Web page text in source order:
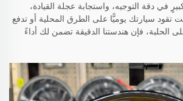
في دقة التوجيه، واستجابة عجلة القيادة،
تقود سيارتك يوميًّا على الطرق المحلية أو تدفع
الحلبة، فإن هندستنا الدقيقة تضمن لك أداءً